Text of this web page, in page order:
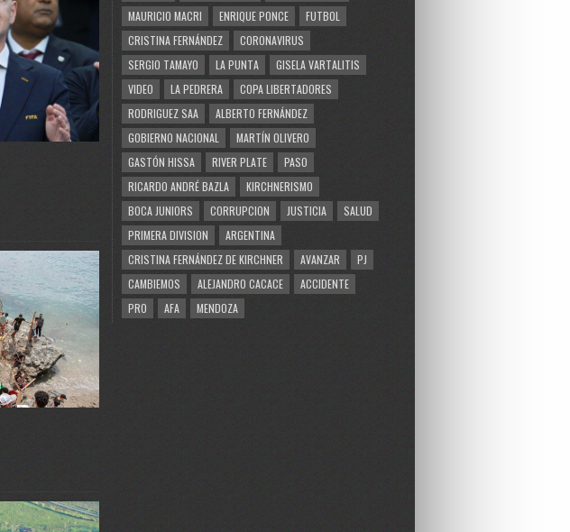
MAURICIO MACRI
ENRIQUE PONCE
FUTBOL
CRISTINA FERNÁNDEZ
CORONAVIRUS
SERGIO TAMAYO
LA PUNTA
GISELA VARTALITIS
VIDEO
LA PEDRERA
COPA LIBERTADORES
RODRIGUEZ SAA
ALBERTO FERNÁNDEZ
GOBIERNO NACIONAL
MARTÍN OLIVERO
GASTÓN HISSA
RIVER PLATE
PASO
RICARDO ANDRÉ BAZLA
KIRCHNERISMO
BOCA JUNIORS
CORRUPCION JUSTICIA
SALUD
PRIMERA DIVISION
ARGENTINA
CRISTINA FERNÁNDEZ DE KIRCHNER
AVANZAR
PJ
CAMBIEMOS
ALEJANDRO CACACE
ACCIDENTE
PRO
AFA MENDOZA